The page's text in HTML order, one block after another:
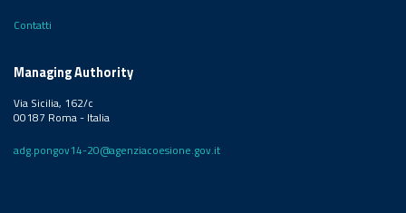
Contatti
Managing Authority
Via Sicilia, 162/c
00187 Roma - Italia
adg.pongov14-20@agenziacoesione.gov.it